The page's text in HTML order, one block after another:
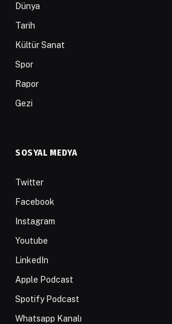
Dünya
Tarih
Kültür Sanat
Spor
Rapor
Gezi
SOSYAL MEDYA
Twitter
Facebook
Instagram
Youtube
LinkedIn
Apple Podcast
Spotify Podcast
Whatsapp Kanalı